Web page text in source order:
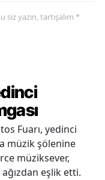
yazın, tartışalım *
Fuarı, yedinci
müzik şölenine
müziksever,
eşlik etti.